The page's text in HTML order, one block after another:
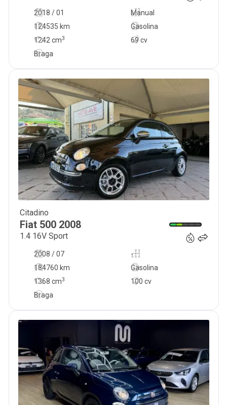
2018 / 01
Manual
124535 km
69 cv
Gasolina
1242 cm3
Braga
Citadino
Fiat 500 2008
1.4 16V Sport
2008 / 07
-
184760 km
100 cv
Gasolina
1368 cm3
Braga